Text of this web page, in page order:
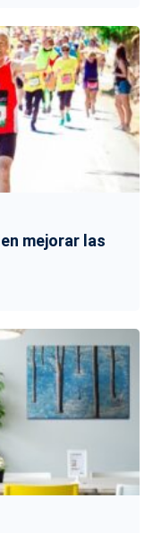
mejorar las